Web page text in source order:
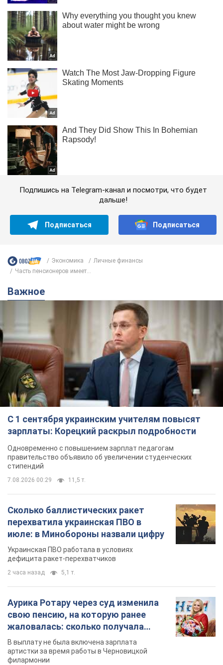
Подпишись на Telegram-канал и посмотри, что будет
дальше!
Подписаться Подписаться
Экономика
Личные финансы
Часть пенсионеров имеет...
Важное
С 1 сентября украинским учителям повысят
зарплаты: Корецкий раскрыл подробности
Одновременно с повышением зарплат педагогам
правительство объявило об увеличении студенческих
стипендий
7.08.2026 00:29 11,5 т.
Сколько баллистических ракет
перехватила украинская ПВО в
июле: в Минобороны назвали цифру
Украинская ПВО работала в условиях
дефицита ракет-перехватчиков
2 часа назад 5,1 т.
Аурика Ротару через суд изменила
свою пенсию, на которую ранее
жаловалась: сколько получала
певица
В выплату не была включена зарплата
артистки за время работы в Черновицкой
филармонии